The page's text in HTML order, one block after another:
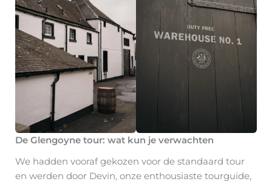
De Glengoyne tour: wat kun je verwachten
We hadden vooraf gekozen voor de standaard tour
en werden door Devin, onze enthousiaste tourguide,